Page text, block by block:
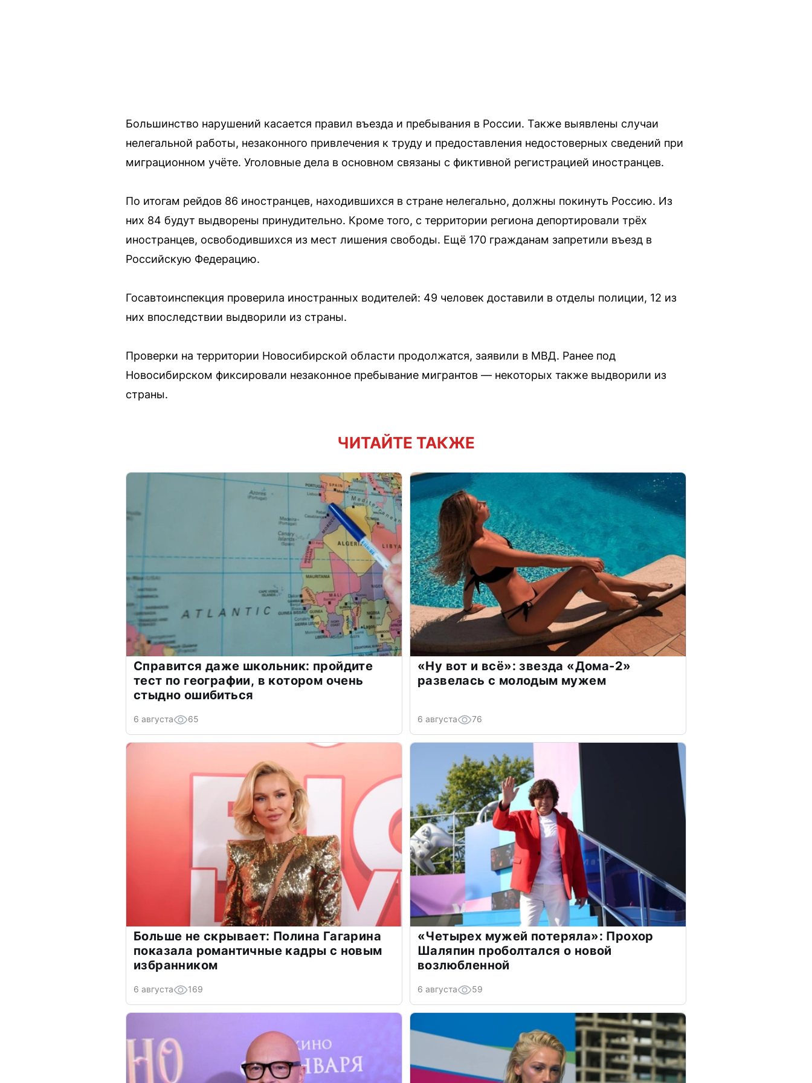
Большинство нарушений касается правил въезда и пребывания в России. Также выявлены случаи
нелегальной работы, незаконного привлечения к труду и предоставления недостоверных сведений при
миграционном учёте. Уголовные дела в основном связаны с фиктивной регистрацией иностранцев.
По итогам рейдов 86 иностранцев, находившихся в стране нелегально, должны покинуть Россию. Из
них 84 будут выдворены принудительно. Кроме того, с территории региона депортировали трёх
иностранцев, освободившихся из мест лишения свободы. Ещё 170 гражданам запретили въезд в
Российскую Федерацию.
Госавтоинспекция проверила иностранных водителей: 49 человек доставили в отделы полиции, 12 из
них впоследствии выдворили из страны.
Проверки на территории Новосибирской области продолжатся, заявили в МВД. Ранее под
Новосибирском фиксировали незаконное пребывание мигрантов — некоторых также выдворили из
страны.
ЧИТАЙТЕ ТАКЖЕ
Справится даже школьник: пройдите
тест по географии, в котором очень
стыдно ошибиться
6 августа 65
«Ну вот и всё»: звезда «Дома-2»
развелась с молодым мужем
6 августа 76
Больше не скрывает: Полина Гагарина
показала романтичные кадры с новым
избранником
6 августа 169
«Четырех мужей потеряла»: Прохор
Шаляпин проболтался о новой
возлюбленной
6 августа 59